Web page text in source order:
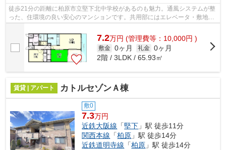
徒歩21分の距離に柏原市立堅下北中学校があるのも魅力。通風システムが整
った、住環境の良い安心のマンションです。共用部にはエレベータ・敷地内
7.2万円 (管理費等：10,000円 )
敷金 0ヶ月 礼金 0ヶ月
2階 / 3LDK / 65.93㎡
賃貸 | アパート カトルセゾンＡ棟
敷0
7.3万円
近鉄大阪線 「堅下 」駅 徒歩11分
関西本線 「柏原 」駅 徒歩14分
近鉄道明寺線 「柏原 」駅 徒歩14分